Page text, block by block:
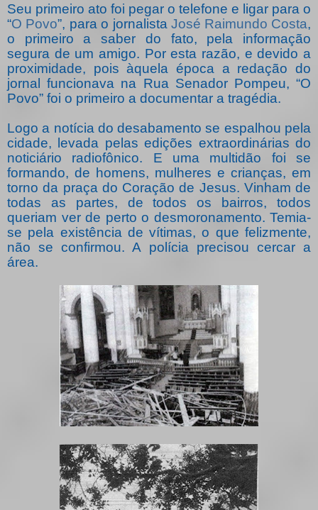
Seu primeiro ato foi pegar o telefone e ligar para o
“O Povo”, para o jornalista José Raimundo Costa,
o primeiro a saber do fato, pela informação
segura de um amigo. Por esta razão, e devido a
proximidade, pois àquela época a redação do
jornal funcionava na Rua Senador Pompeu, “O
Povo” foi o primeiro a documentar a tragédia.
Logo a notícia do desabamento se espalhou pela
cidade, levada pelas edições extraordinárias do
noticiário radiofônico. E uma multidão foi se
formando, de homens, mulheres e crianças, em
torno da praça do Coração de Jesus. Vinham de
todas as partes, de todos os bairros, todos
queriam ver de perto o desmoronamento. Temia-
se pela existência de vítimas, o que felizmente,
não se confirmou. A polícia precisou cercar a
área.